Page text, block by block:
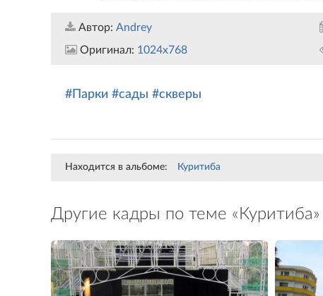
Автор: Andrey
Оригинал: 1024x768
#Парки #сады #скверы
Находится в альбоме: Куритиба
Другие кадры по теме «Куритиба»